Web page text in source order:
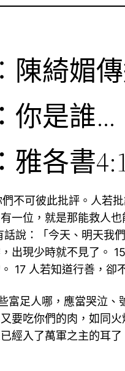
陳綺媚
你是誰…
雅各書
們不可彼此批評。人若
一位，就是那能救人
話說：「今天、明天我
出現少時就不見了。
17 人若知道行善，卻
富足人哪，應當哭泣
要吃你們的肉，如同
經入了萬軍之主的耳